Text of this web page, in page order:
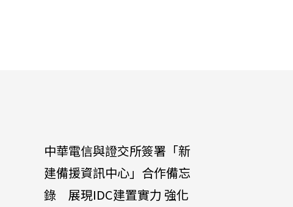
中華電信與證交所簽署「新
建備援資訊中心」合作備忘
錄 展現IDC建置實力 強化